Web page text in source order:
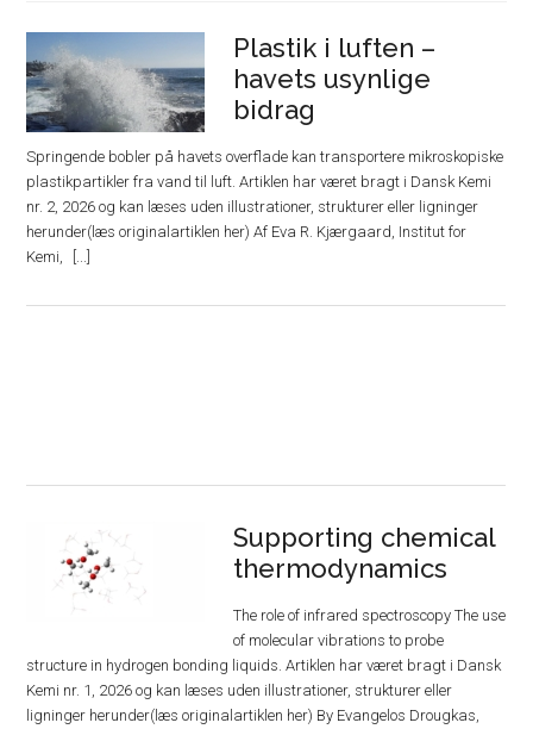
Plastik i luften –
havets usynlige
bidrag
Springende bobler på havets overflade kan transportere mikroskopiske
plastikpartikler fra vand til luft. Artiklen har været bragt i Dansk Kemi
nr. 2, 2026 og kan læses uden illustrationer, strukturer eller ligninger
herunder(læs originalartiklen her) Af Eva R. Kjærgaard, Institut for
Kemi,
Supporting chemical
thermodynamics
The role of infrared spectroscopy The use
of molecular vibrations to probe
structure in hydrogen bonding liquids. Artiklen har været bragt i Dansk
Kemi nr. 1, 2026 og kan læses uden illustrationer, strukturer eller
ligninger herunder(læs originalartiklen her) By Evangelos Drougkas,